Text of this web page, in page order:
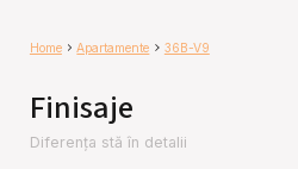
Home Apartamente 36B-V9
Finisaje
Diferența stă în detalii